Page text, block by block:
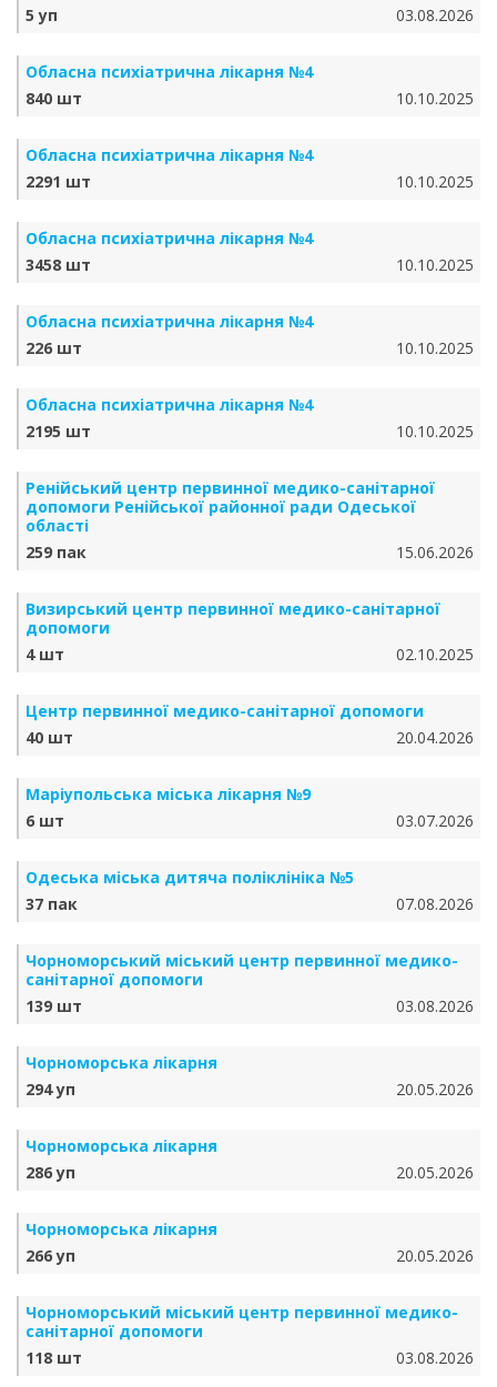
5 уп
03.08.2026
Обласна психіатрична лікарня №4
840 шт
10.10.2025
Обласна психіатрична лікарня №4
2291 шт
10.10.2025
Обласна психіатрична лікарня №4
3458 шт
10.10.2025
Обласна психіатрична лікарня №4
226 шт
10.10.2025
Обласна психіатрична лікарня №4
2195 шт
10.10.2025
Ренійський центр первинної медико-санітарної
допомоги Ренійської районної ради Одеської
області
259 пак
15.06.2026
Визирський центр первинної медико-санітарної
допомоги
4 шт
02.10.2025
Центр первинної медико-санітарної допомоги
40 шт
20.04.2026
Маріупольська міська лікарня №9
6 шт
03.07.2026
Одеська міська дитяча поліклініка №5
37 пак
07.08.2026
Чорноморський міський центр первинної медико-
санітарної допомоги
139 шт
03.08.2026
Чорноморська лікарня
294 уп
20.05.2026
Чорноморська лікарня
286 уп
20.05.2026
Чорноморська лікарня
266 уп
20.05.2026
Чорноморський міський центр первинної медико-
санітарної допомоги
118 шт
03.08.2026